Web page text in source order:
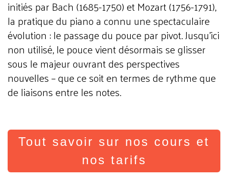
initiés par Bach (1685-1750) et Mozart (1756-1791),
la pratique du piano a connu une spectaculaire
évolution : le passage du pouce par pivot. Jusqu’ici
non utilisé, le pouce vient désormais se glisser
sous le majeur ouvrant des perspectives
nouvelles – que ce soit en termes de rythme que
de liaisons entre les notes.
Tout savoir sur nos cours et
nos tarifs